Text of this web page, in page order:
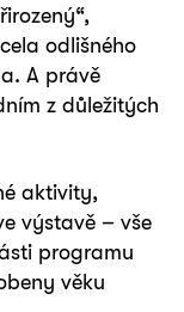
odlišného
A právě
z důležitých
aktivity,
výstavě – vše
programu
věku